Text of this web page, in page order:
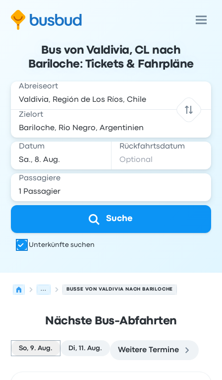
Bus von Valdivia, CL nach
Bariloche: Tickets & Fahrpläne
Abreiseort
Zielort
Datum Rückfahrtsdatum
Passagiere
Suche
Unterkünfte suchen
... BUSSE VON VALDIVIA NACH BARILOCHE
Nächste Bus-Abfahrten
So, 9. Aug. Di, 11. Aug. Weitere Termine